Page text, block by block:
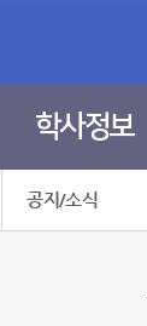
학사정보
공지/소식
공지/소식
자유게시판
자료실
행사갤러리